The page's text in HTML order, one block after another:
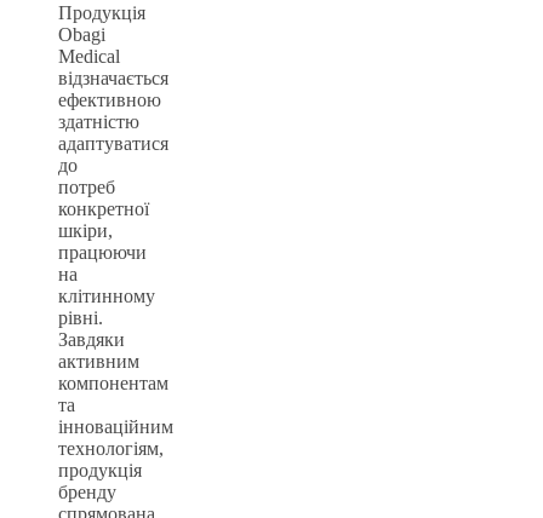
Продукція
Obagi
Medical
відзначається
ефективною
здатністю
адаптуватися
до
потреб
конкретної
шкіри,
працюючи
на
клітинному
рівні.
Завдяки
активним
компонентам
та
інноваційним
технологіям,
продукція
бренду
спрямована